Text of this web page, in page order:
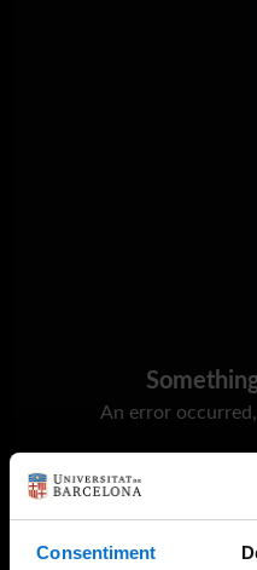
Consentiment
An error